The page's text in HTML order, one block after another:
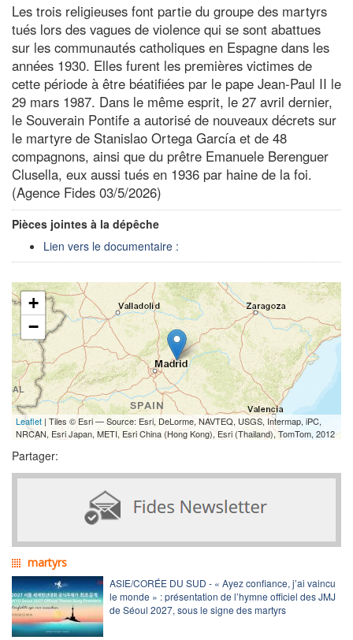
Les trois religieuses font partie du groupe des martyrs
tués lors des vagues de violence qui se sont abattues
sur les communautés catholiques en Espagne dans les
années 1930. Elles furent les premières victimes de
cette période à être béatifiées par le pape Jean-Paul II le
29 mars 1987. Dans le même esprit, le 27 avril dernier,
le Souverain Pontife a autorisé de nouveaux décrets sur
le martyre de Stanislao Ortega García et de 48
compagnons, ainsi que du prêtre Emanuele Berenguer
Clusella, eux aussi tués en 1936 par haine de la foi.
(Agence Fides 03/5/2026)
Pièces jointes à la dépêche
Lien vers le documentaire :
+
−
Leaflet | Tiles © Esri — Source: Esri, DeLorme, NAVTEQ, USGS, Intermap, iPC,
NRCAN, Esri Japan, METI, Esri China (Hong Kong), Esri (Thailand), TomTom, 2012
Partager:
martyrs
ASIE/CORÉE DU SUD - « Ayez confiance, j’ai vaincu
le monde » : présentation de l’hymne officiel des JMJ
de Séoul 2027, sous le signe des martyrs